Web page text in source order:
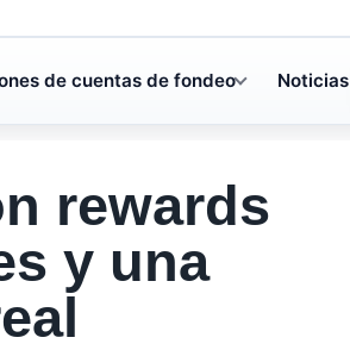
de cuentas de fondeo Noticias
rewards
y una